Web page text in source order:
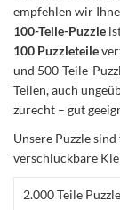
empfehlen wir
100-Teile-Puzzle
100 Puzzleteile
und 500-Teile-
Teilen, auch
zurecht – gut
Unsere Puzzle
verschluckbare
2.000 Teile Puzzle